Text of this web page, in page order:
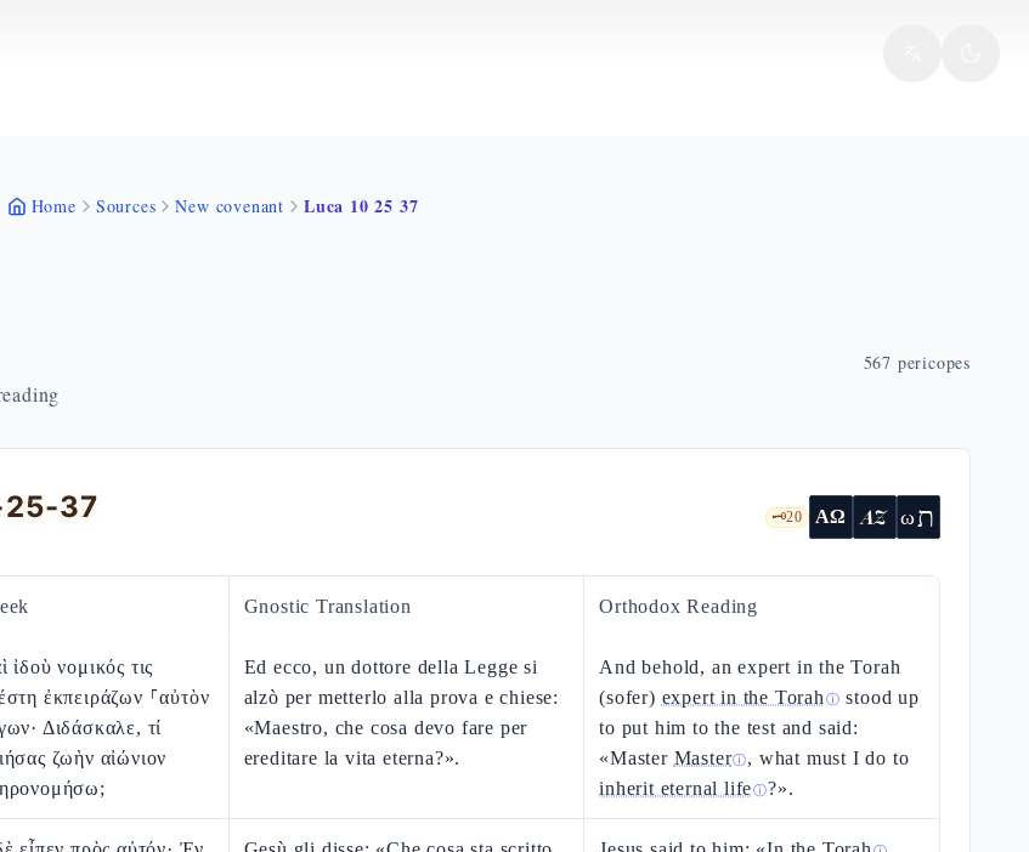
Home Sources New covenant Luca 10 25 37
567 pericopes
37 🗝️20 ΑΩ AZ ωת
Gnostic Translation Orthodox Reading
ἰδοὺ νομικός τις
ἐκπειράζων ⸀αὐτὸν
Διδάσκαλε, τί
ζωὴν αἰώνιον
Ed ecco, un dottore della Legge si
alzò per metterlo alla prova e chiese:
«Maestro, che cosa devo fare per
ereditare la vita eterna?».
And behold, an expert in the Torah
(sofer) expert in the Torah ⓘ stood up
to put him to the test and said:
«Master Masterⓘ, what must I do to
inherit eternal lifeⓘ?».